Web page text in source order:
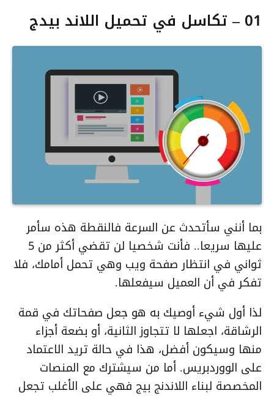
01 – تكاسل في تحميل اللاند بيدج
بما أنني سأتحدث عن السرعة فالنقطة هذه سأمر
عليها سريعا.. فأنت شخصيا لن تقضي أكثر من 5
ثواني في انتظار صفحة ويب وهي تحمل أمامك، فلا
تفكر في أن العميل سيفعلها.
لذا أول شيء أوصيك به هو جعل صفحاتك في قمة
الرشاقة، اجعلها لا تتجاوز الثانية، أو بضعة أجزاء
منها وسيكون أفضل، هذا في حالة تريد الاعتماد
على الووردبريس. أما من سيشترك مع المنصات
المخصصة لبناء اللاندنج بيج فهي على الأغلب تجعل